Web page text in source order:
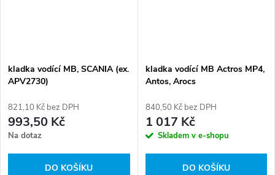
kladka vodící MB, SCANIA (ex.
APV2730)
821,10 Kč bez DPH
993,50 Kč
Na dotaz
DO KOŠÍKU
kladka vodící MB Actros MP4,
Antos, Arocs
840,50 Kč bez DPH
1 017 Kč
Skladem v e-shopu
DO KOŠÍKU